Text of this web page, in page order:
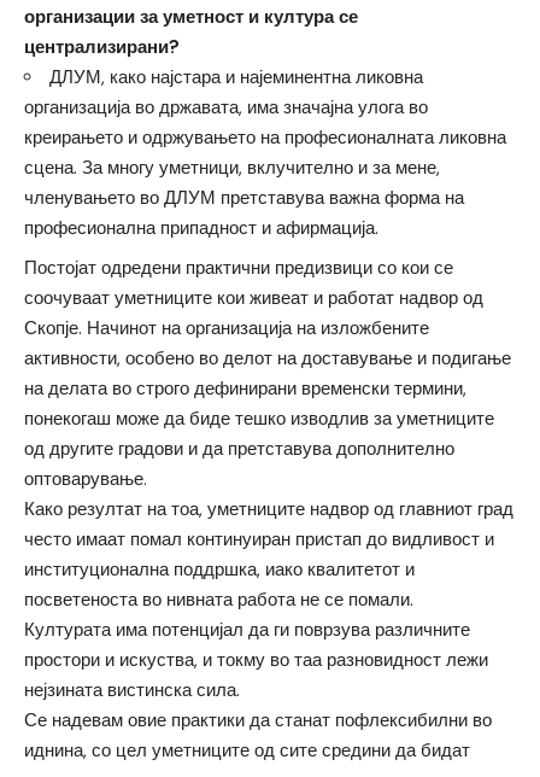
организации за уметност и култура се
централизирани?
ДЛУМ, како најстара и најеминентна ликовна
организација во државата, има значајна улога во
креирањето и одржувањето на професионалната ликовна
сцена. За многу уметници, вклучително и за мене,
членувањето во ДЛУМ претставува важна форма на
професионална припадност и афирмација.
Постојат одредени практични предизвици со кои се
соочуваат уметниците кои живеат и работат надвор од
Скопје. Начинот на организација на изложбените
активности, особено во делот на доставување и подигање
на делата во строго дефинирани временски термини,
понекогаш може да биде тешко изводлив за уметниците
од другите градови и да претставува дополнително
оптоварување.
Како резултат на тоа, уметниците надвор од главниот град
често имаат помал континуиран пристап до видливост и
институционална поддршка, иако квалитетот и
посветеноста во нивната работа не се помали.
Културата има потенцијал да ги поврзува различните
простори и искуства, и токму во таа разновидност лежи
нејзината вистинска сила.
Се надевам овие практики да станат пофлексибилни во
иднина, со цел уметниците од сите средини да бидат